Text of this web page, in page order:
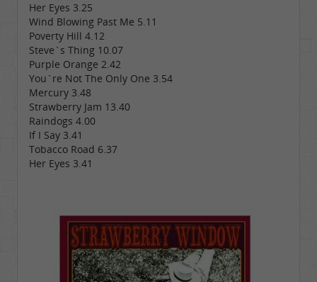
Her Eyes 3.25
Wind Blowing Past Me 5.11
Poverty Hill 4.12
Steve`s Thing 10.07
Purple Orange 2.42
You`re Not The Only One 3.54
Mercury 3.48
Strawberry Jam 13.40
Raindogs 4.00
If I Say 3.41
Tobacco Road 6.37
Her Eyes 3.41